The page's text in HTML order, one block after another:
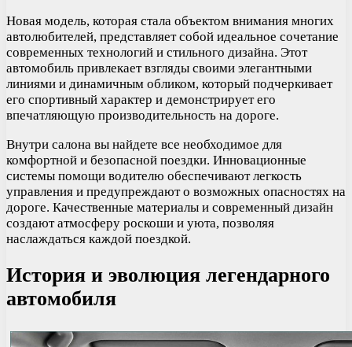
Новая модель, которая стала объектом внимания многих
автолюбителей, представляет собой идеальное сочетание
современных технологий и стильного дизайна. Этот
автомобиль привлекает взгляды своими элегантными
линиями и динамичным обликом, который подчеркивает
его спортивный характер и демонстрирует его
впечатляющую производительность на дороге.
Внутри салона вы найдете все необходимое для
комфортной и безопасной поездки. Инновационные
системы помощи водителю обеспечивают легкость
управления и предупреждают о возможных опасностях на
дороге. Качественные материалы и современный дизайн
создают атмосферу роскоши и уюта, позволяя
наслаждаться каждой поездкой.
История и эволюция легендарного
автомобиля